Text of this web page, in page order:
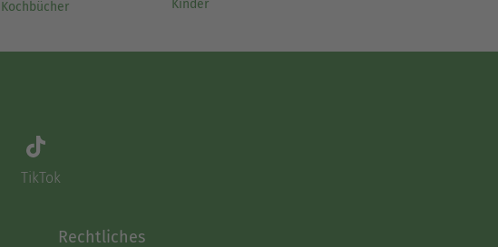
Kochbücher
Kinder
TikTok
Rechtliches